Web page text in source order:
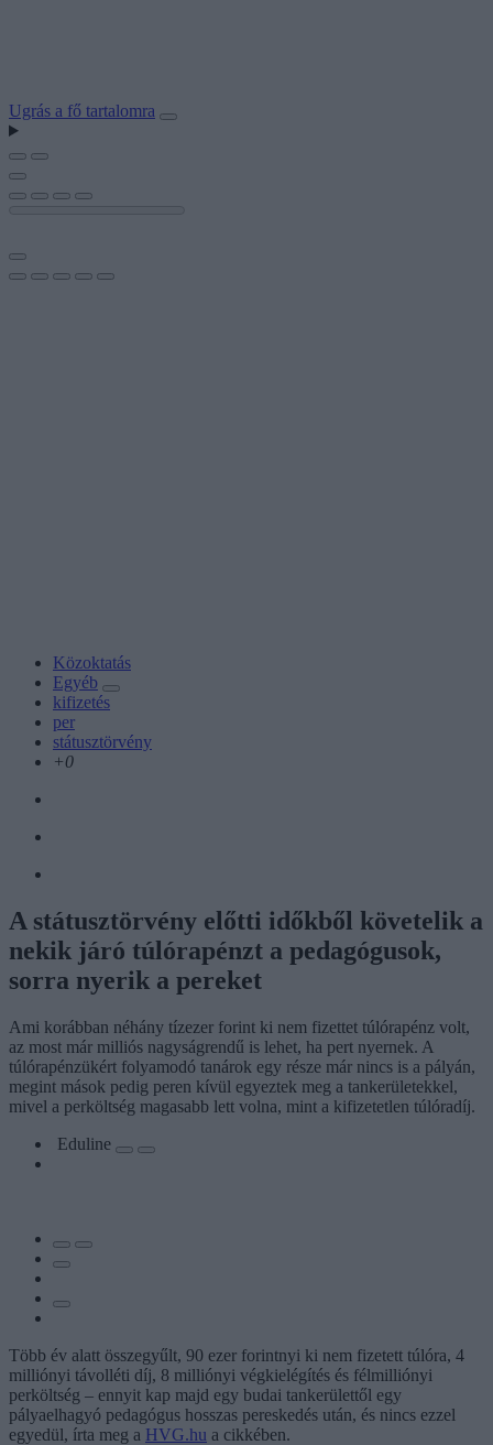
Ugrás a fő tartalomra
Közoktatás
Egyéb
kifizetés
per
státusztörvény
+0
A státusztörvény előtti időkből követelik a
nekik járó túlórapénzt a pedagógusok,
sorra nyerik a pereket
Ami korábban néhány tízezer forint ki nem fizettet túlórapénz volt,
az most már milliós nagyságrendű is lehet, ha pert nyernek. A
túlórapénzükért folyamodó tanárok egy része már nincs is a pályán,
megint mások pedig peren kívül egyeztek meg a tankerületekkel,
mivel a perköltség magasabb lett volna, mint a kifizetetlen túlóradíj.
Eduline
Több év alatt összegyűlt, 90 ezer forintnyi ki nem fizetett túlóra, 4
milliónyi távolléti díj, 8 milliónyi végkielégítés és félmilliónyi
perköltség – ennyit kap majd egy budai tankerülettől egy
pályaelhagyó pedagógus hosszas pereskedés után, és nincs ezzel
egyedül, írta meg a HVG.hu a cikkében.